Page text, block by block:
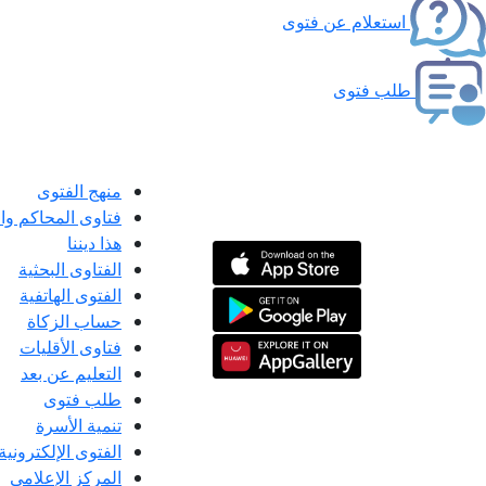
استعلام عن فتوى
طلب فتوى
منهج الفتوى
فتاوى المحاكم
هذا ديننا
الفتاوى البحثية
الفتوى الهاتفية
حساب الزكاة
فتاوى الأقليات
التعليم عن بعد
طلب فتوى
تنمية الأسرة
الفتوى الإلكترونية
المركز الإعلامى